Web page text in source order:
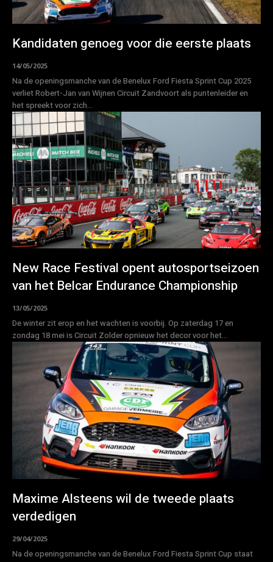
Kandidaten genoeg voor die eerste plaats
14/05/2025
Na de openingsmanche van de Benelux Ford Fiesta Sprint Cup 2025
verliet Robert-Jan van Wijnen Circuit Zandvoort als puntenleider en
het spreekt voor zich...
New Race Festival opent autosportseizoen
van het Belcar Endurance Championship
13/05/2025
De winter zit erop en het wachten is voorbij. Op zaterdag 17 en
zondag 18 mei is Circuit Zolder opnieuw het decor voor het...
Maxime Alsteens wil de tweede plaats
verdedigen
29/04/2025
Na de openingsmanche van de Benelux Ford Fiesta Sprint Cup staat